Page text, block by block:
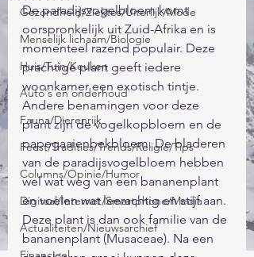
Gezondheid/Ziektes/Uiterlijk/Mode
Menselijk lichaam/Biologie
Huis/Tuin/Keuken
Auto's en onderhoud
Fauna/Dierenrijk
Feest/Tradities/Trends/Religie/Tips
Columns/Opinie/Humor
Digitaal/Internet/Smartphone/Media
Actualiteiten/Nieuwsarchief
De paradijsvogelbloem komt
oorspronkelijk uit Zuid-Afrika en is
momenteel razend populair. Deze
prachtige plant geeft iedere
woonkamer een exotisch tintje.
Andere benamingen voor deze
plant zijn de vogelkopbloem en de
papegaaienbekbloem. De bladeren
van de paradijsvogelbloem hebben
wel wat weg van een bananenplant
en voelen wat leerachtig en stijf aan.
Deze plant is dan ook familie van de
bananenplant (Musaceae). Na een